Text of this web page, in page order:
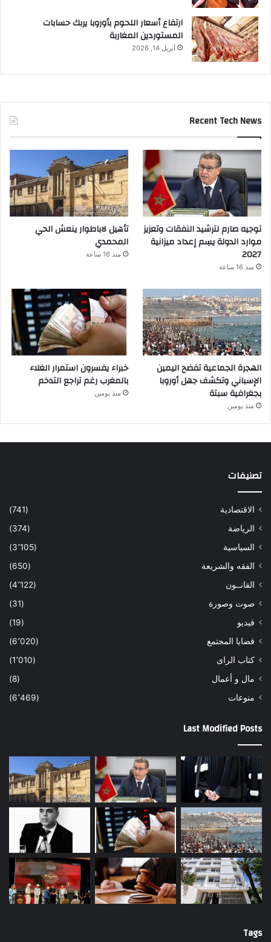
ارتفاع أسعار اللحوم بأوروبا يربك حسابات
المستوردين المغاربة
أبريل 14, 2026
Recent Tech News
توجيه صارم لترشيد النفقات وتعزيز
موارد الدولة يسِم إعداد ميزانية
2027
منذ 16 ساعة
تأهيل لاباطوار ينعش الحي
المحمدي
منذ 16 ساعة
الهجرة الجماعية تفضح اليمين
الإسباني وتكشف جهل أوروبا
بجغرافية سبتة
منذ يومين
خبراء يفسرون استمرار الغلاء
بالمغرب رغم تراجع التدخم
منذ يومين
تصنيفات
الاقتصادية
(741)
الرياضة
(374)
السياسية
(3٬105)
الفقه والشريعة
(650)
القانــون
(4٬122)
صوت وصورة
(31)
فيديو
(19)
قضايا المجتمع
(6٬020)
كتاب الراى
(1٬010)
مال و أعمال
(8)
منوعات
(6٬469)
Last Modified Posts
Tags